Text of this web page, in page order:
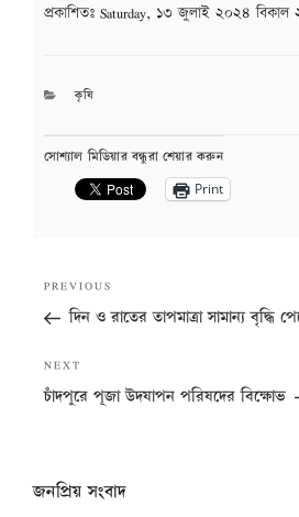
প্রকাশিতঃ Saturday, ১৩ জুলাই ২০২৪
CATEGORIES
কৃষি
সোশ্যাল মিডিয়ার বন্ধুরা শেয়ার করুন
Print
navigation
Previous
Post
PREVIOUS
দিন ও রাতের তাপমাত্রা সামান্য বৃদ্ধি
Next
Post
NEXT
চাঁদপুরে পূজা উদযাপন পরিষদের বিক্ষোভ
জনপ্রিয় সংবাদ